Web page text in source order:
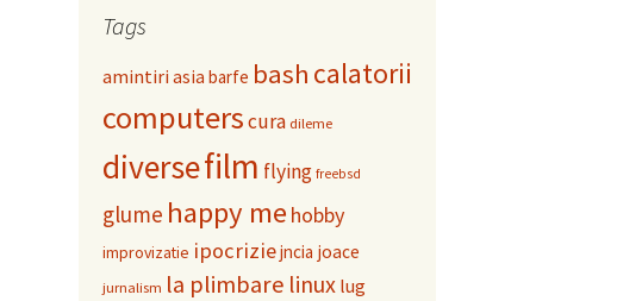
Tags
amintiriasia barfe bash calatorii
computerscura dileme
diversefilm flying freebsd
glume happy me hobby
improvizatie ipocriziejncia joace
jurnalism la plimbare linux lug